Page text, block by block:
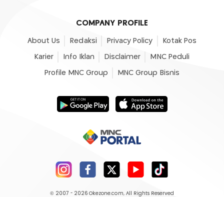
COMPANY PROFILE
About Us Redaksi Privacy Policy Kotak Pos
Karier Info Iklan Disclaimer MNC Peduli
Profile MNC Group MNC Group Bisnis
© 2007 - 2026 Okezone.com, All Rights Reserved